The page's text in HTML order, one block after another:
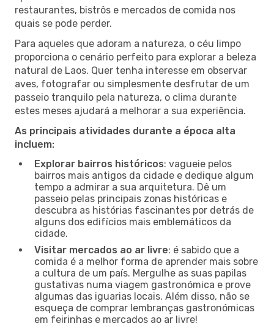
restaurantes, bistrôs e mercados de comida nos
quais se pode perder.
Para aqueles que adoram a natureza, o céu limpo
proporciona o cenário perfeito para explorar a beleza
natural de Laos. Quer tenha interesse em observar
aves, fotografar ou simplesmente desfrutar de um
passeio tranquilo pela natureza, o clima durante
estes meses ajudará a melhorar a sua experiência.
As principais atividades durante a época alta
incluem:
Explorar bairros históricos: vagueie pelos
bairros mais antigos da cidade e dedique algum
tempo a admirar a sua arquitetura. Dê um
passeio pelas principais zonas históricas e
descubra as histórias fascinantes por detrás de
alguns dos edifícios mais emblemáticos da
cidade.
Visitar mercados ao ar livre: é sabido que a
comida é a melhor forma de aprender mais sobre
a cultura de um país. Mergulhe as suas papilas
gustativas numa viagem gastronómica e prove
algumas das iguarias locais. Além disso, não se
esqueça de comprar lembranças gastronómicas
em feirinhas e mercados ao ar livre!